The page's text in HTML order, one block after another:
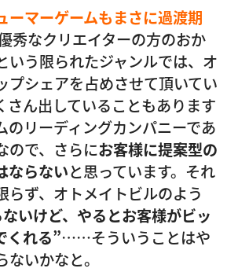
ーマーゲームもまさに過渡期
秀なクリエイターの方のおか
いう限られたジャンルでは、オ
プシェアを占めさせて頂いてい
さん出していることもあります
のリーディングカンパニーであ
ので、さらにお客様に提案型の
ならないと思っています。それ
らず、オトメイトビルのよう
いけど、やるとお客様がビッ
くれる”……そういうことはや
いかなと。